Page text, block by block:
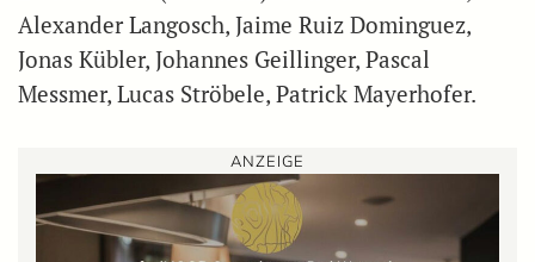
Alexander Langosch, Jaime Ruiz Dominguez,
Jonas Kübler, Johannes Geillinger, Pascal
Messmer, Lucas Ströbele, Patrick Mayerhofer.
ANZEIGE